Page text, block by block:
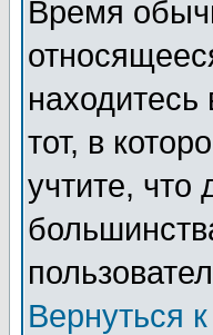
Время
тот, в
учтите,
Вернуться